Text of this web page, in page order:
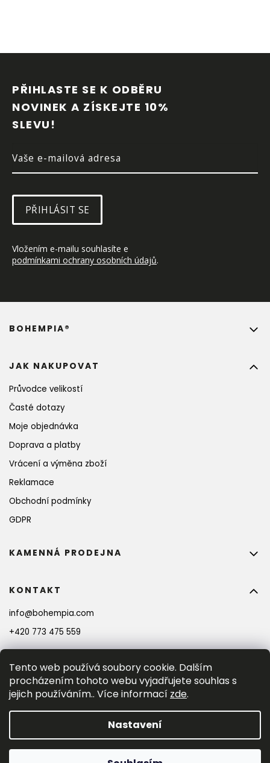
Tento web používá soubory cookie. Dalším
procházením tohoto webu vyjadřujete souhlas s
jejich používáním.. Více informací zde.
Nastavení
PŘIHLASTE SE K ODBĚRU
NOVINEK A ZÍSKEJTE 10%
SLEVU!
PŘIHLÁSIT SE
Vložením e-mailu souhlasíte e
podmínkami ochrany osobních údajů.
JAK NAKUPOVAT
Průvodce velikostí
Časté dotazy
Moje objednávka
Doprava a platby
Vrácení a výměna zboží
Reklamace
Obchodní podmínky
GDPR
BOHEMPIA®
KONTAKT
info@bohempia.com
+420 773 475 559
KAMENNÁ PRODEJNA